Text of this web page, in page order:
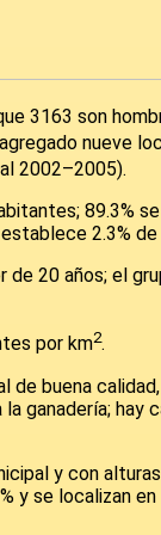
3163 son
nueve
2002–2005).
89.3%
2.3%
20 años; el
por km2.
buena
ganadería;
y con
y se localizan